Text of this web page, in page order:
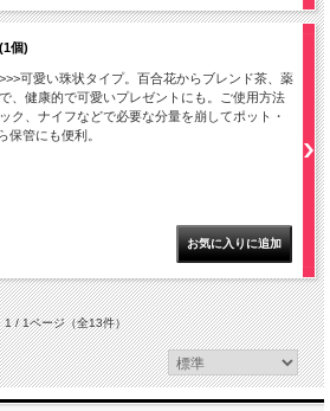
個)
可愛い珠状タイプ。百合花からブレンド茶、薬
、健康的で可愛いプレゼントにも。ご使用方法
ク、ナイフなどで必要な分量を崩してポット・
保管にも便利。
1 / 1ページ（全13件）